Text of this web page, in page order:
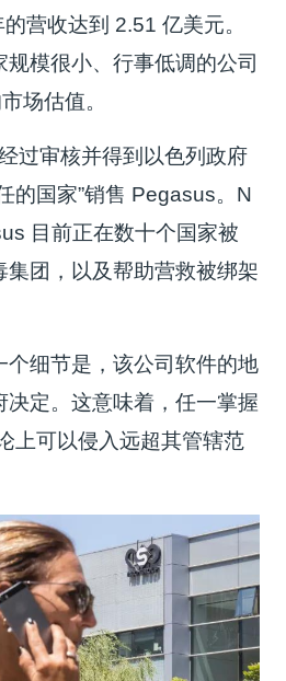
营收达到 2.51 亿美元。
模很小、行事低调的公司
场估值。
过审核并得到以色列政府
的国家”销售 Pegasus。N
目前正在数十个国家被
集团，以及帮助营救被绑架
个细节是，该公司软件的地
决定。这意味着，任一掌握
上可以侵入远超其管辖范